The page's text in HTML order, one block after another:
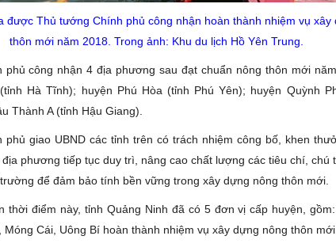
được Thủ tướng Chính phủ công nhận hoàn thành nhiệm vụ xây
thôn mới năm 2018. Trong ảnh: Khu du lịch Hồ Yên Trung.
phủ công nhận 4 địa phương sau đạt chuẩn nông thôn mới
Hà Tĩnh); huyện Phú Hòa (tỉnh Phú Yên); huyện Quỳnh
Thành A (tỉnh Hậu Giang).
phủ giao UBND các tỉnh trên có trách nhiệm công bố, khen
phương tiếp tục duy trì, nâng cao chất lượng các tiêu chí, chú
để đảm bảo tính bền vững trong xây dựng nông thôn mới.
thời điểm này, tỉnh Quảng Ninh đã có 5 đơn vị cấp huyện, gồm:
Móng Cái, Uông Bí hoàn thành nhiệm vụ xây dựng nông thôn mới.